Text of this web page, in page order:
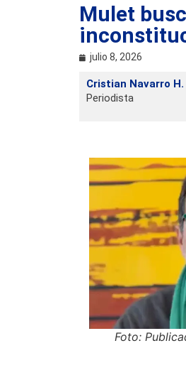
Mulet
julio 8, 2026
Cristian Navarro H.
Periodista
Foto: